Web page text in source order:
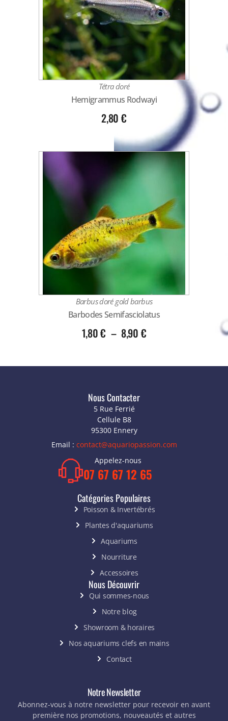
Tétra doré
Hemigrammus Rodwayi
2,80€
Barbus doré gold barbus
Barbodes Semifasciolatus
1,80€ – 8,90 €
Nous Contacter
5 Rue Ferrié
Cellule B8
95300 Ennery
Email : contact@aquariopassion.com
Appelez-nous
07 67 67 12 65
Catégories Populaires
Poisson & Invertébrés
Plantes d'aquariums
Aquariums
Nourriture
Accessoires
Nous Découvrir
Qui sommes-nous
Notre blog
Showroom & horaires
Nos aquariums clefs en mains
Contact
Notre Newsletter
Abonnez-vous à notre newsletter pour recevoir en avant
première nos promotions, nouveautés et autres